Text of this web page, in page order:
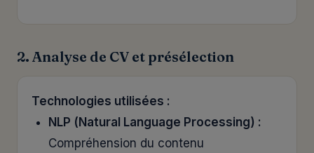
2. Analyse de CV et présélection
Technologies utilisées :
NLP (Natural Language Processing) :
Compréhension du contenu